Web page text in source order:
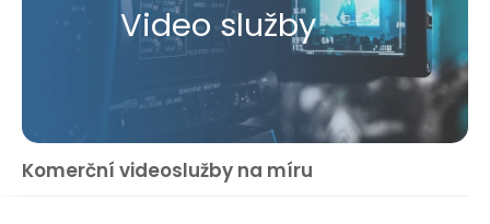
Video služby
Komerční videoslužby na míru